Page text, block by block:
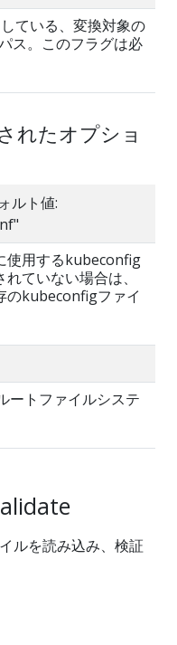
ている、変換対象の
ス。このフラグは必
れたオプショ
ルト値:
使用するkubeconfig
ていない場合は、
のkubeconfigファイ
ートファイルシステ
ルを読み込み、検証